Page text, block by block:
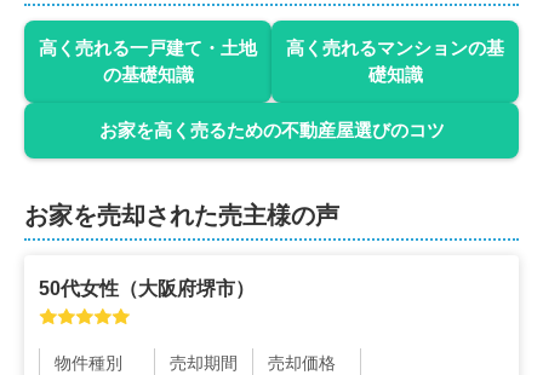
高く売れる一戸建て・土地
の基礎知識
高く売れるマンションの基
礎知識
お家を高く売るための不動産屋選びのコツ
お家を売却された売主様の声
50代女性 （大阪府堺市）
物件種別
売却期間
売却価格